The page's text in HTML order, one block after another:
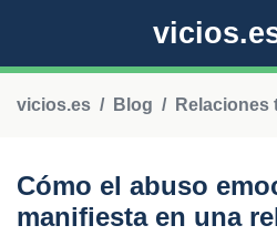
vicios.es Blog Relaciones
Cómo el abuso
manifiesta en una